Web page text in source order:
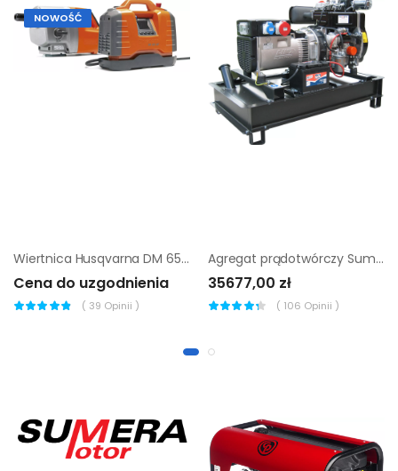
NOWOŚĆ
Wiertnica Husqvarna DM 650 + agregat PP 65
Cena do uzgodnienia
( 39 Opinii )
Agregat prądotwórczy Sumera Motor SMG-19ME-LS-2-Avr + Szr
35677,00 zł
( 106 Opinii )